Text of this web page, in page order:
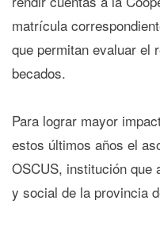
matrícula
que permitan evaluar el
becados.
Para lograr mayor
estos últimos años el
OSCUS, institución que
y social de la provincia